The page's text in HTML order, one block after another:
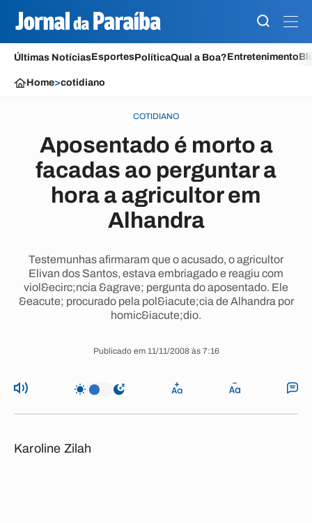
Últimas NotíciasEsportesPolíticaQual a Boa?Entretenimento
Home>cotidiano
COTIDIANO
Aposentado é morto a
facadas ao perguntar a
hora a agricultor em
Alhandra
Testemunhas afirmaram que o acusado, o agricultor
Elivan dos Santos, estava embriagado e reagiu com
viol&ecirc;ncia &agrave; pergunta do aposentado. Ele
&eacute; procurado pela pol&iacute;cia de Alhandra por
homic&iacute;dio.
Publicado em 11/11/2008 às 7:16
Karoline Zilah